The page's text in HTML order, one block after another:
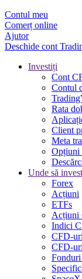
Contul meu
Comerț online
Ajutor
Deschide cont
Investiți
Cont
Contul
Rata
Client
Meta
Opțiuni
Unde să
Forex
Acțiuni
ETFs
Acțiuni
Indici
CFD-
CFD-